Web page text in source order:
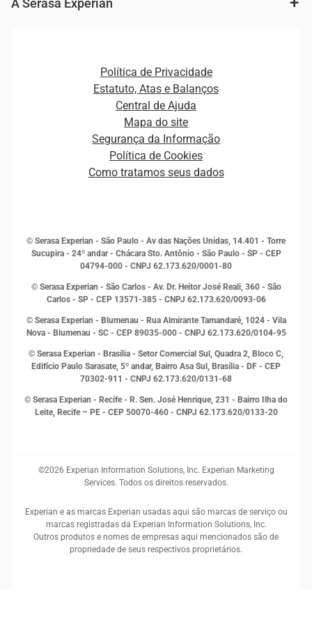
Plataformas e Motores de decisão
Ver todo o conteúdo
Curso Gratuito de Saúde Financeira
Empreendedorismo
Estudos e Pesquisas
Inovação e Tecnologia
Leis e impostos
Marketing
Open Finance
Proteção de Dados
Sustentabilidade Corporativa
A Serasa Experian
Distribuidores e representantes
Estrutura Organizacional
Sala de Imprensa
Política de Privacidade
Estatuto, Atas e Balanços
Central de Ajuda
Mapa do site
Segurança da Informação
Política de Cookies
Como tratamos seus dados
© Serasa Experian - São Paulo - Av das Nações Unidas, 14.401 - Torre
Sucupira - 24º andar - Chácara Sto. Antônio - São Paulo - SP - CEP
04794-000 - CNPJ 62.173.620/0001-80
© Serasa Experian - São Carlos - Av. Dr. Heitor José Reali, 360 - São
Carlos - SP - CEP 13571-385 - CNPJ 62.173.620/0093-06
© Serasa Experian - Blumenau - Rua Almirante Tamandaré, 1024 - Vila
Nova - Blumenau - SC - CEP 89035-000 - CNPJ 62.173.620/0104-95
© Serasa Experian - Brasília - Setor Comercial Sul, Quadra 2, Bloco C,
Edifício Paulo Sarasate, 5º andar, Bairro Asa Sul, Brasília - DF - CEP
70302-911 - CNPJ 62.173.620/0131-68
© Serasa Experian - Recife - R. Sen. José Henrique, 231 - Bairro Ilha do
Leite, Recife – PE - CEP 50070-460 - CNPJ 62.173.620/0133-20
©2026 Experian Information Solutions, Inc. Experian Marketing
Services. Todos os direitos reservados.
Experian e as marcas Experian usadas aqui são marcas de serviço ou
marcas registradas da Experian Information Solutions, Inc.
Outros produtos e nomes de empresas aqui mencionados são de
propriedade de seus respectivos proprietários.